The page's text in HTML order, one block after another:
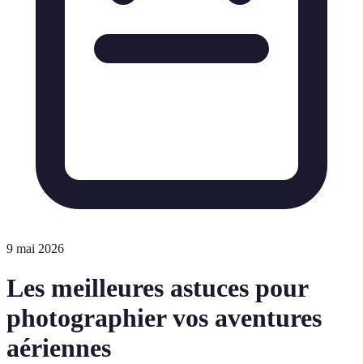
9 mai 2026
Les meilleures astuces pour
photographier vos aventures
aériennes